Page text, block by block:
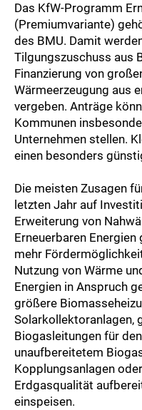
Das KfW-Programm
(Premiumvariante)
des BMU. Damit
Tilgungszuschuss aus
Finanzierung von
Wärmeerzeugung aus
vergeben. Anträge
Kommunen
Unternehmen stellen.
einen besonders
Die meisten Zusagen
letzten Jahr auf
Erweiterung von
Erneuerbaren
mehr
Nutzung von Wärme
Energien in Anspruch
größere
Solarkollektoranlagen,
Biogasleitungen für
unaufbereitetem
Kopplungsanlagen
Erdgasqualität
einspeisen.